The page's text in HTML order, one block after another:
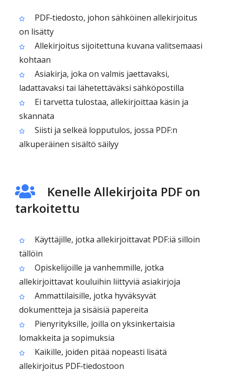
PDF‑tiedosto, johon sähköinen allekirjoitus
on lisätty
Allekirjoitus sijoitettuna kuvana valitsemaasi
kohtaan
Asiakirja, joka on valmis jaettavaksi,
ladattavaksi tai lähetettäväksi sähköpostilla
Ei tarvetta tulostaa, allekirjoittaa käsin ja
skannata
Siisti ja selkeä lopputulos, jossa PDF:n
alkuperäinen sisältö säilyy
Kenelle Allekirjoita PDF on
tarkoitettu
Käyttäjille, jotka allekirjoittavat PDF:iä silloin
tällöin
Opiskelijoille ja vanhemmille, jotka
allekirjoittavat kouluihin liittyviä asiakirjoja
Ammattilaisille, jotka hyväksyvät
dokumentteja ja sisäisiä papereita
Pienyrityksille, joilla on yksinkertaisia
lomakkeita ja sopimuksia
Kaikille, joiden pitää nopeasti lisätä
allekirjoitus PDF‑tiedostoon